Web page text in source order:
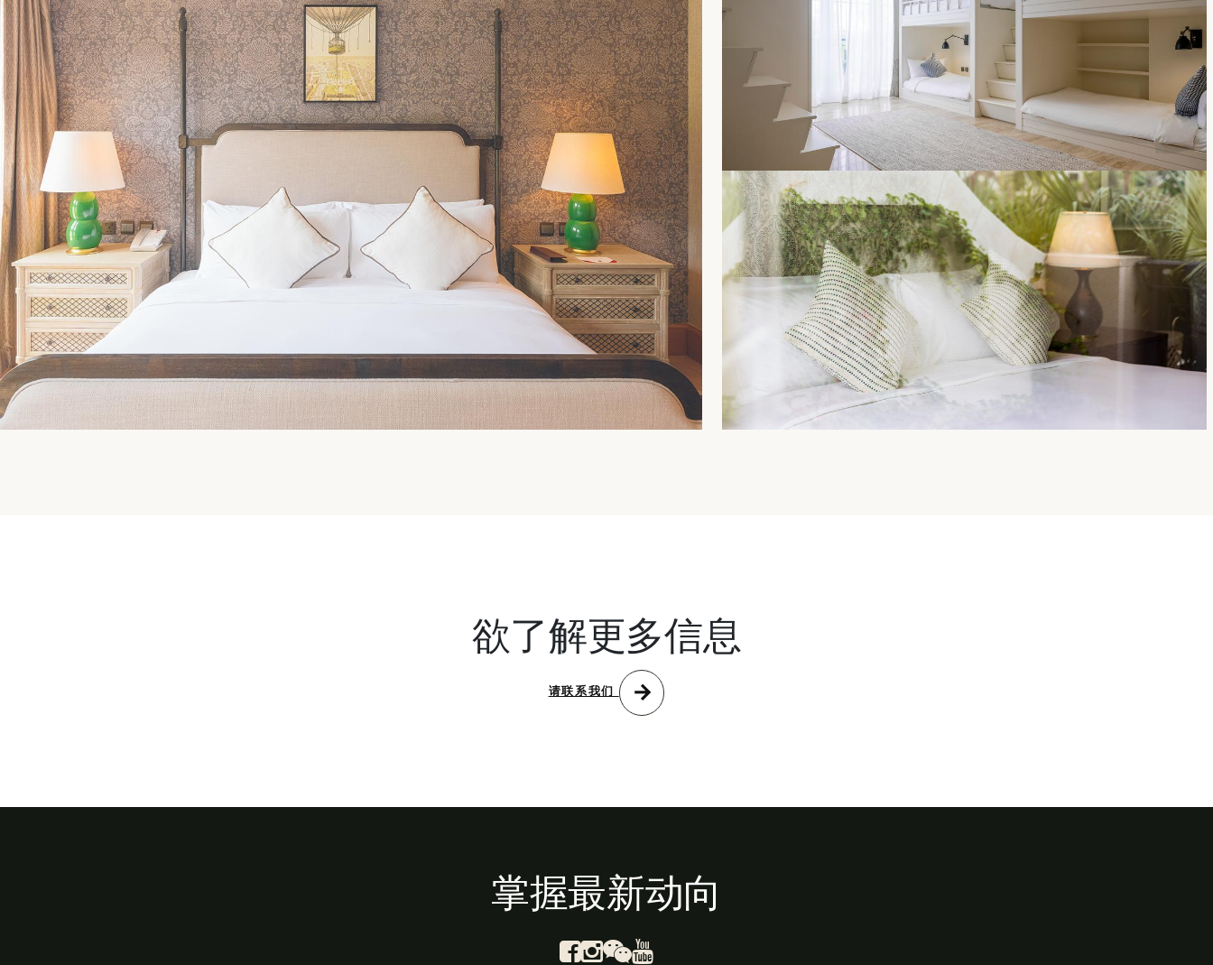
欲了解更多信息
请联系我们 arrow_forward
掌握最新动向